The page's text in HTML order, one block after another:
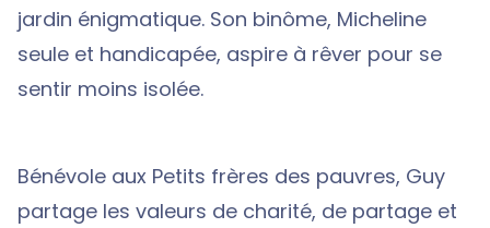
jardin énigmatique. Son binôme, Micheline
seule et handicapée, aspire à rêver pour se
sentir moins isolée.
Bénévole aux Petits frères des pauvres, Guy
partage les valeurs de charité, de partage et